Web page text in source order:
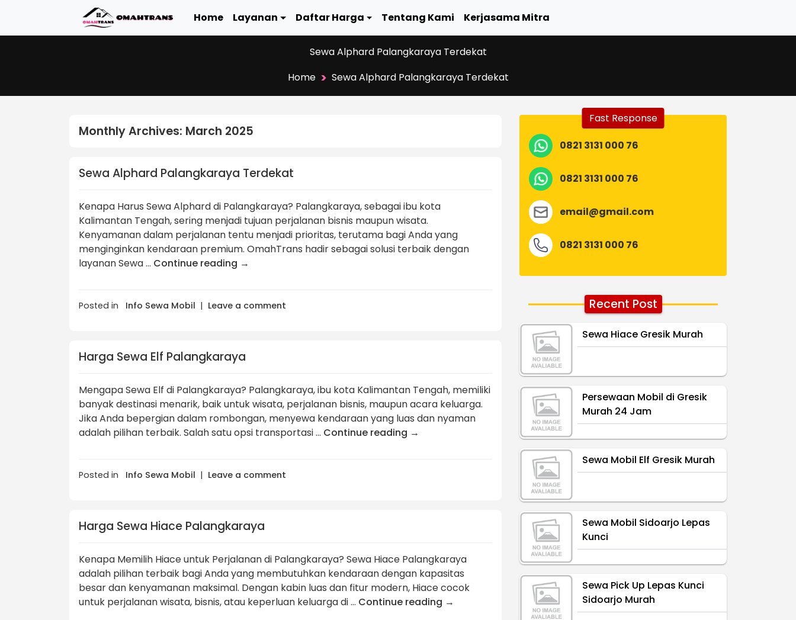
Home Layanan Daftar Harga Tentang Kami Kerjasama Mitra
Sewa Alphard Palangkaraya Terdekat
Home > Sewa Alphard Palangkaraya Terdekat
Monthly Archives: March 2025
Sewa Alphard Palangkaraya Terdekat
Kenapa Harus Sewa Alphard di Palangkaraya? Palangkaraya, sebagai ibu kota
Kalimantan Tengah, sering menjadi tujuan perjalanan bisnis maupun wisata.
Kenyamanan dalam perjalanan tentu menjadi prioritas, terutama bagi Anda yang
menginginkan kendaraan premium. OmahTrans hadir sebagai solusi terbaik dengan
layanan Sewa … Continue reading →
Posted in Info Sewa Mobil | Leave a comment
Harga Sewa Elf Palangkaraya
Mengapa Sewa Elf di Palangkaraya? Palangkaraya, ibu kota Kalimantan Tengah, memiliki
banyak destinasi menarik, baik untuk wisata, perjalanan bisnis, maupun acara keluarga.
Jika Anda bepergian dalam rombongan, menyewa kendaraan yang luas dan nyaman
adalah pilihan terbaik. Salah satu opsi transportasi … Continue reading →
Posted in Info Sewa Mobil | Leave a comment
Harga Sewa Hiace Palangkaraya
Kenapa Memilih Hiace untuk Perjalanan di Palangkaraya? Sewa Hiace Palangkaraya
adalah pilihan terbaik bagi Anda yang membutuhkan kendaraan dengan kapasitas
besar dan kenyamanan maksimal. Dengan kabin luas dan fitur modern, Hiace cocok
untuk perjalanan wisata, bisnis, atau keperluan keluarga di … Continue reading →
Fast Response
0821 3131 000 76
0821 3131 000 76
email@gmail.com
0821 3131 000 76
Recent Post
Sewa Hiace Gresik Murah
Persewaan Mobil di Gresik
Murah 24 Jam
Sewa Mobil Elf Gresik Murah
Sewa Mobil Sidoarjo Lepas
Kunci
Sewa Pick Up Lepas Kunci
Sidoarjo Murah